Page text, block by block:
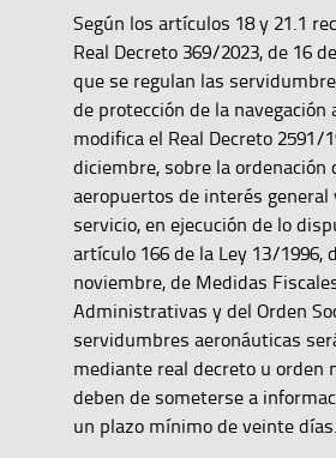
Según los artículos 18 y 21.1
Real Decreto 369/2023, de 16
que se regulan las
de protección de la navegación
modifica el Real Decreto 2591/
diciembre, sobre la ordenación
aeropuertos de interés general
servicio, en ejecución de lo
artículo 166 de la Ley 13/1996,
noviembre, de Medidas
Administrativas y del Orden
servidumbres aeronáuticas
mediante real decreto u orden
deben de someterse a
un plazo mínimo de veinte días.